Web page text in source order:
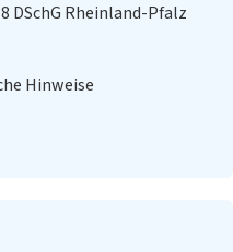
DSchG Rheinland-Pfalz
Hinweise